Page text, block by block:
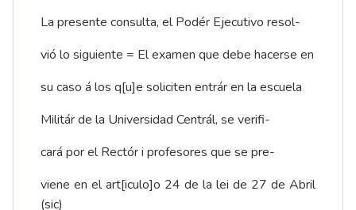
La presente consulta, el Podér Ejecutivo resol-
vió lo siguiente = El examen que debe hacerse en
su caso á los q[u]e soliciten entrár en la escuela
Militár de la Universidad Centrál, se verifi-
cará por el Rectór i profesores que se pre-
viene en el art[iculo]o 24 de la lei de 27 de Abril
(sic)